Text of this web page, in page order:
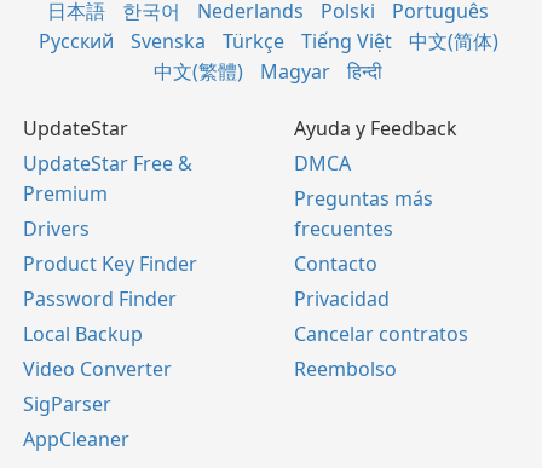
日本語
한국어 Nederlands Polski
Português
Русский
Svenska Türkçe Tiếng Việt
中文(简体)
中文(繁體)
Magyar हिन्दी
UpdateStar
UpdateStar Free &
Premium
Drivers
Product Key Finder
Password Finder
Local Backup
Video Converter
SigParser
AppCleaner
Ayuda y Feedback
DMCA
Preguntas más
frecuentes
Contacto
Privacidad
Cancelar contratos
Reembolso